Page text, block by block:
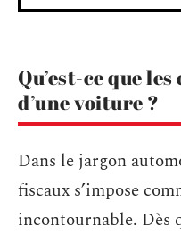
Qu’est-ce que
d’une voiture ?
Dans le jargon
fiscaux s’impose
incontournable. Dès